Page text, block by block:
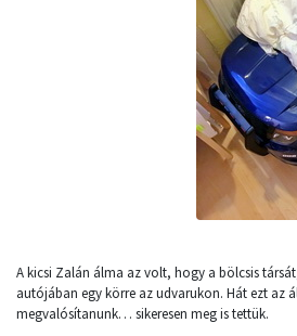
A kicsi Zalán álma az volt, hogy a bölcsis
autójában egy körre az udvarukon. Hát ezt az
megvalósítanunk… sikeresen meg is tettük.